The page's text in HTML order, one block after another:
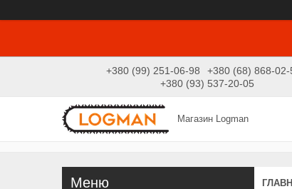
+380 (99) 251-06-98
+380 (68) 868-02-
+380 (93) 537-20-05
Магазин Logman